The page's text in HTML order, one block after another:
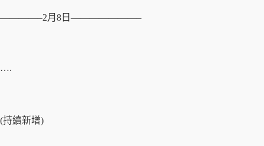
————–2月8日———————–
….
(持續新增)